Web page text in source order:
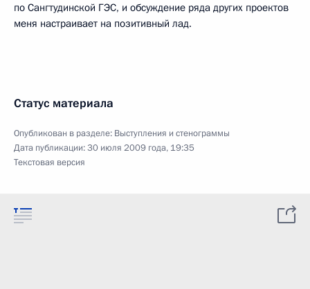
по Сангтудинской ГЭС, и обсуждение ряда других проектов
меня настраивает на позитивный лад.
Статус материала
Опубликован в разделе: Выступления и стенограммы
Дата публикации:30 июля 2009 года, 19:35
Текстовая версия